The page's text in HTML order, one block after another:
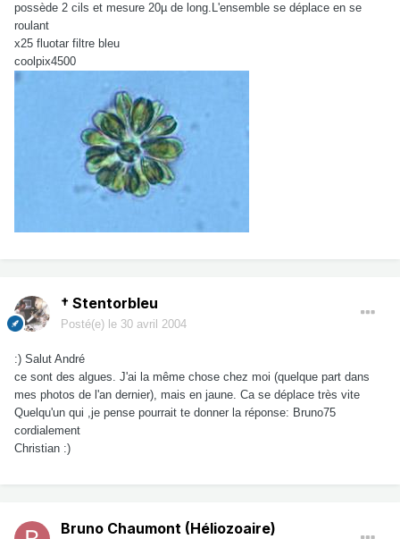
possède 2 cils et mesure 20µ de long.L'ensemble se déplace en se
roulant
x25 fluotar filtre bleu
coolpix4500
† Stentorbleu
Posté(e) le 30 avril 2004
:) Salut André
ce sont des algues. J'ai la même chose chez moi (quelque part dans
mes photos de l'an dernier), mais en jaune. Ca se déplace très vite
Quelqu'un qui ,je pense pourrait te donner la réponse: Bruno75
cordialement
Christian :)
Bruno Chaumont (Héliozoaire)